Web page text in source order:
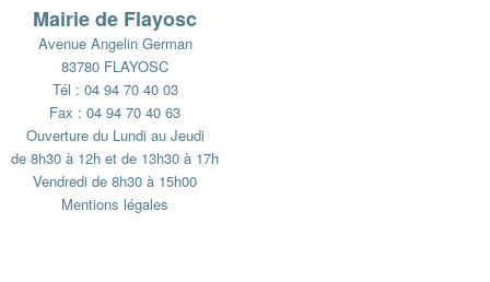
Mairie de Flayosc
Avenue Angelin German
83780 FLAYOSC
Tél : 04 94 70 40 03
Fax : 04 94 70 40 63
Ouverture du Lundi au Jeudi
de 8h30 à 12h et de 13h30 à 17h
Vendredi de 8h30 à 15h00
Mentions légales